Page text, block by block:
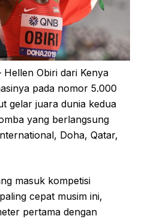
Obiri dari Kenya
pada nomor 5.000
gelar juara dunia kedua
yang berlangsung
Doha, Qatar,
masuk kompetisi
cepat musim ini,
pertama dengan